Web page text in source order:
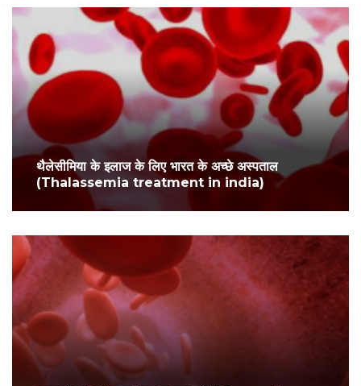
थैलेसीमिया के इलाज के लिए भारत के अच्छे अस्पताल
(Thalassemia treatment in india)